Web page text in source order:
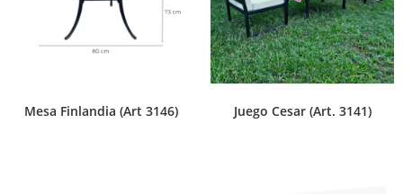
Mesa Finlandia (Art 3146) Juego Cesar (Art. 3141)